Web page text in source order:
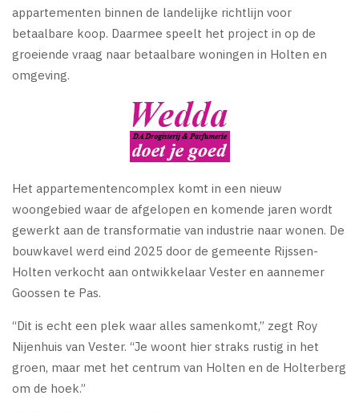
appartementen binnen de landelijke richtlijn voor
betaalbare koop. Daarmee speelt het project in op de
groeiende vraag naar betaalbare woningen in Holten en
omgeving.
Het appartementencomplex komt in een nieuw
woongebied waar de afgelopen en komende jaren wordt
gewerkt aan de transformatie van industrie naar wonen. De
bouwkavel werd eind 2025 door de gemeente Rijssen-
Holten verkocht aan ontwikkelaar Vester en aannemer
Goossen te Pas.
“Dit is echt een plek waar alles samenkomt,” zegt Roy
Nijenhuis van Vester. “Je woont hier straks rustig in het
groen, maar met het centrum van Holten en de Holterberg
om de hoek.”